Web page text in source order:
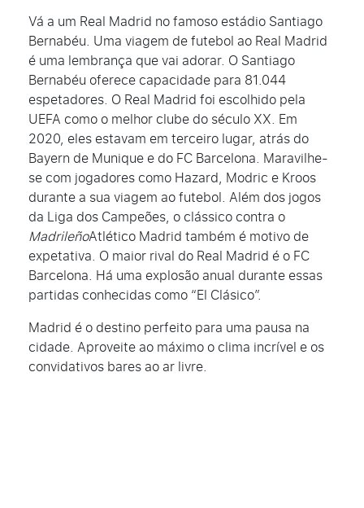
Vá a um Real Madrid no famoso estádio Santiago
Bernabéu. Uma viagem de futebol ao Real Madrid
é uma lembrança que vai adorar. O Santiago
Bernabéu oferece capacidade para 81.044
espetadores. O Real Madrid foi escolhido pela
UEFA como o melhor clube do século XX. Em
2020, eles estavam em terceiro lugar, atrás do
Bayern de Muniquee doFC Barcelona. Maravilhe-
se com jogadores como Hazard, Modric e Kroos
durante a sua viagem ao futebol. Além dos jogos
da Liga dos Campeões, o clássico contra o
MadrileñoAtlético Madridtambém é motivo de
expetativa. O maior rival do Real Madrid é o FC
Barcelona. Há uma explosão anual durante essas
partidas conhecidas como “El Clásico”.
Madrid é o destino perfeito para uma pausa na
cidade. Aproveite ao máximo o clima incrível e os
convidativos bares ao ar livre.